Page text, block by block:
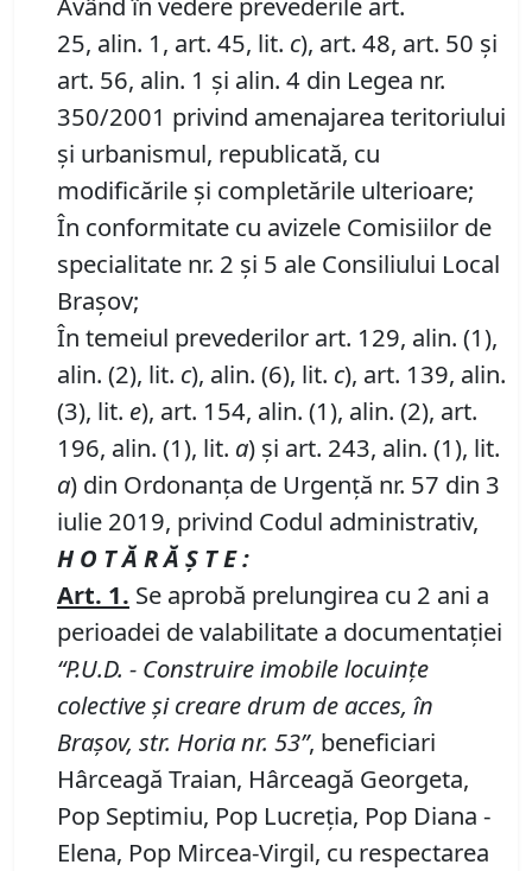
25, alin. 1, art. 45, lit. c), art. 48, art. 50 şi
art. 56, alin. 1 şi alin. 4 din Legea nr.
350/2001 privind amenajarea teritoriului
şi urbanismul, republicată, cu
modificările şi completările ulterioare;
În conformitate cu avizele Comisiilor de
specialitate nr. 2 și 5 ale Consiliului Local
Brașov;
În temeiul prevederilor art. 129, alin. (1),
alin. (2), lit. c), alin. (6), lit. c), art. 139, alin.
(3), lit. e), art. 154, alin. (1), alin. (2), art.
196, alin. (1), lit. a) și art. 243, alin. (1), lit.
a) din Ordonanța de Urgență nr. 57 din 3
iulie 2019, privind Codul administrativ,
H O T Ă R Ă Ş T E :
Art. 1. Se aprobă prelungirea cu 2 ani a
perioadei de valabilitate a documentaţiei
“P.U.D. - Construire imobile locuinţe
colective şi creare drum de acces, în
Brașov, str. Horia nr. 53”, beneficiari
Hârceagă Traian, Hârceagă Georgeta,
Pop Septimiu, Pop Lucreţia, Pop Diana -
Elena, Pop Mircea-Virgil, cu respectarea